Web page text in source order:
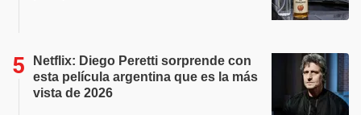
Netflix: Diego Peretti sorprende con
esta película argentina que es la más
vista de 2026